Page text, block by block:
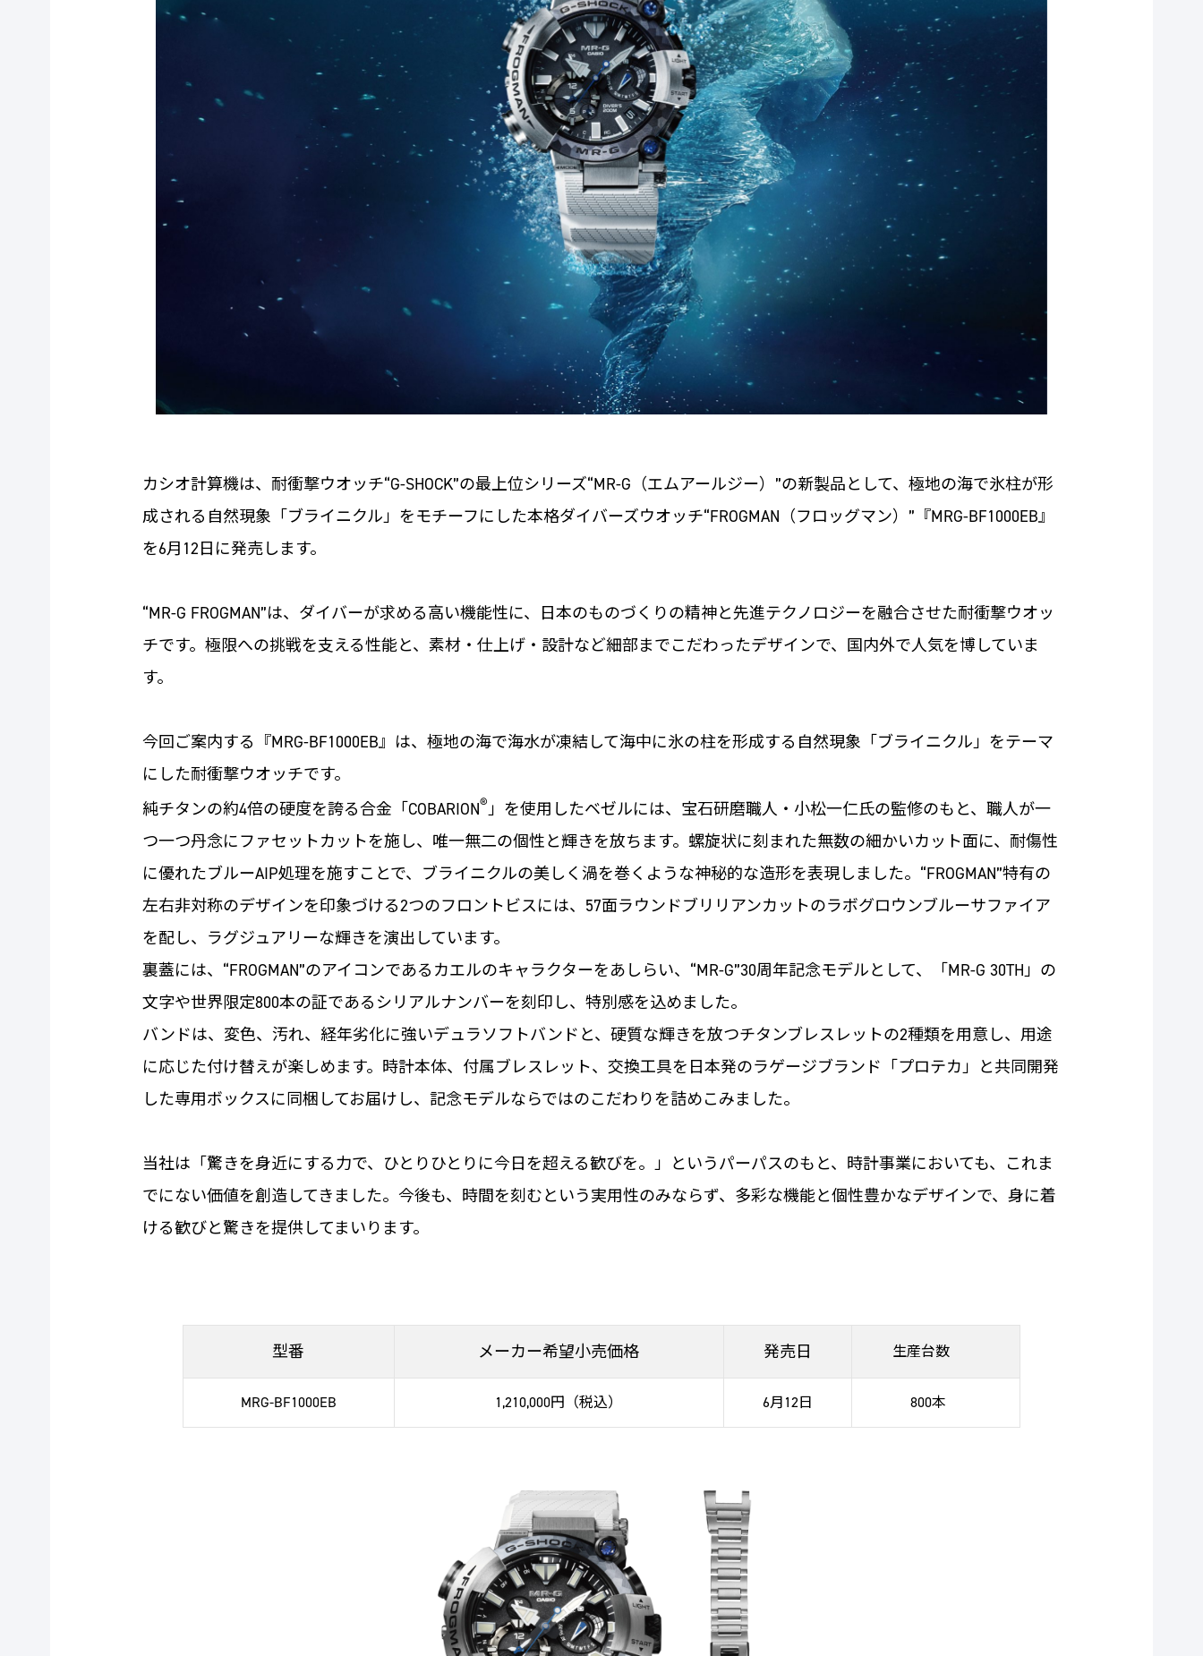
カシオ計算機は、耐衝撃ウオッチ“G-SHOCK”の最上位シリーズ“MR-G（エムアールジー）”の新製品として、極地の海で氷柱が形
成される自然現象「ブライニクル」をモチーフにした本格ダイバーズウオッチ“FROGMAN（フロッグマン）”『MRG-BF1000EB』
を6月12日に発売します。
“MR-G FROGMAN”は、ダイバーが求める高い機能性に、日本のものづくりの精神と先進テクノロジーを融合させた耐衝撃ウオッ
チです。極限への挑戦を支える性能と、素材・仕上げ・設計など細部までこだわったデザインで、国内外で人気を博していま
す。
今回ご案内する『MRG-BF1000EB』は、極地の海で海水が凍結して海中に氷の柱を形成する自然現象「ブライニクル」をテーマ
にした耐衝撃ウオッチです。
純チタンの約4倍の硬度を誇る合金「COBARION®」を使用したベゼルには、宝石研磨職人・小松一仁氏の監修のもと、職人が一
つ一つ丹念にファセットカットを施し、唯一無二の個性と輝きを放ちます。螺旋状に刻まれた無数の細かいカット面に、耐傷性
に優れたブルーAIP処理を施すことで、ブライニクルの美しく渦を巻くような神秘的な造形を表現しました。“FROGMAN”特有の
左右非対称のデザインを印象づける2つのフロントビスには、57面ラウンドブリリアンカットのラボグロウンブルーサファイア
を配し、ラグジュアリーな輝きを演出しています。
裏蓋には、“FROGMAN”のアイコンであるカエルのキャラクターをあしらい、“MR-G”30周年記念モデルとして、「MR-G 30TH」の
文字や世界限定800本の証であるシリアルナンバーを刻印し、特別感を込めました。
バンドは、変色、汚れ、経年劣化に強いデュラソフトバンドと、硬質な輝きを放つチタンブレスレットの2種類を用意し、用途
に応じた付け替えが楽しめます。時計本体、付属ブレスレット、交換工具を日本発のラゲージブランド「プロテカ」と共同開発
した専用ボックスに同梱してお届けし、記念モデルならではのこだわりを詰めこみました。
当社は「驚きを身近にする力で、ひとりひとりに今日を超える歓びを。」というパーパスのもと、時計事業においても、これま
でにない価値を創造してきました。今後も、時間を刻むという実用性のみならず、多彩な機能と個性豊かなデザインで、身に着
ける歓びと驚きを提供してまいります。
型番 メーカー希望小売価格 発売日 生産台数
MRG-BF1000EB 1,210,000円（税込） 6月12日 800本